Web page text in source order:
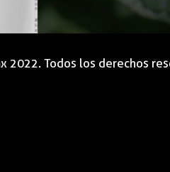
2022. Todos los derechos